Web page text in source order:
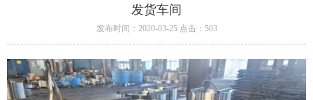
发货车间
发布时间：2020-03-25 点击：503